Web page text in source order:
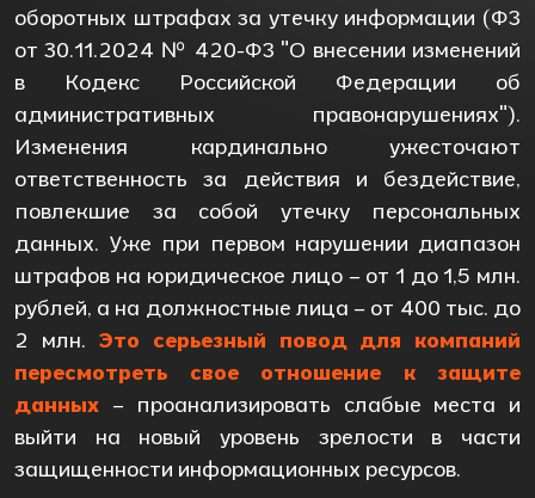
оборотных штрафах за утечку информации (ФЗ
от 30.11.2024 № 420-ФЗ "О внесении изменений
в Кодекс Российской Федерации об
административных правонарушениях").
Изменения кардинально ужесточают
ответственность за действия и бездействие,
повлекшие за собой утечку персональных
данных. Уже при первом нарушении диапазон
штрафов на юридическое лицо – от 1 до 1,5 млн.
рублей, а на должностные лица – от 400 тыс. до
2 млн. Это серьезный повод для компаний
пересмотреть свое отношение к защите
данных – проанализировать слабые места и
выйти на новый уровень зрелости в части
защищенности информационных ресурсов.